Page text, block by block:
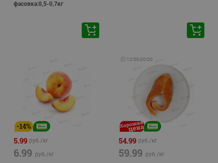
фасовка:0,5-0,7кг
-14%
5.99 руб./кг
6.99 руб./кг
🕘 12:00-20:00
54.99 руб./кг
59.99 руб./кг